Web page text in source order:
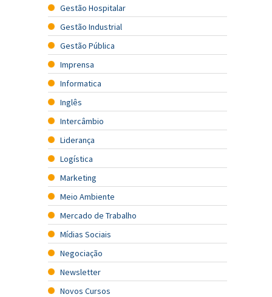
Gestão Hospitalar
Gestão Industrial
Gestão Pública
Imprensa
Informatica
Inglês
Intercâmbio
Liderança
Logística
Marketing
Meio Ambiente
Mercado de Trabalho
Mídias Sociais
Negociação
Newsletter
Novos Cursos